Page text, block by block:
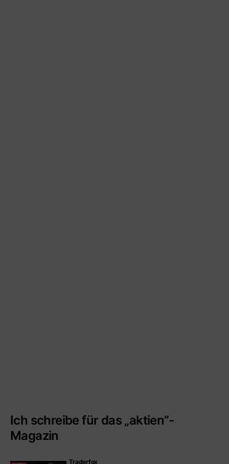
Ich schreibe für das „aktien”-
Magazin
Traderfox